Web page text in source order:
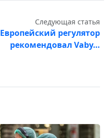
Следующая статья
Европейский регулятор
рекомендовал Vaby…